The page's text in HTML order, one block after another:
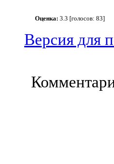
Оценка: 3.3 [голосов: 83]
Версия для